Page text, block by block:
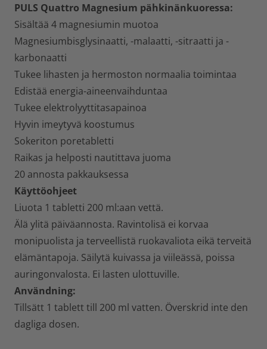
PULS Quattro Magnesium pähkinänkuoressa:
Sisältää 4 magnesiumin muotoa
Magnesiumbisglysinaatti, -malaatti, -sitraatti ja -
karbonaatti
Tukee lihasten ja hermoston normaalia toimintaa
Edistää energia-aineenvaihduntaa
Tukee elektrolyyttitasapainoa
Hyvin imeytyvä koostumus
Sokeriton poretabletti
Raikas ja helposti nautittava juoma
20 annosta pakkauksessa
Käyttöohjeet
Liuota 1 tabletti 200 ml:aan vettä.
Älä ylitä päiväannosta. Ravintolisä ei korvaa
monipuolista ja terveellistä ruokavaliota eikä terveitä
elämäntapoja. Säilytä kuivassa ja viileässä, poissa
auringonvalosta. Ei lasten ulottuville.
Användning:
Tillsätt 1 tablett till 200 ml vatten. Överskrid inte den
dagliga dosen.